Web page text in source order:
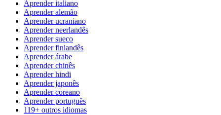
Aprender italiano
Aprender alemão
Aprender ucraniano
Aprender neerlandês
Aprender sueco
Aprender finlandês
Aprender árabe
Aprender chinês
Aprender hindi
Aprender japonês
Aprender coreano
Aprender português
119+ outros idiomas